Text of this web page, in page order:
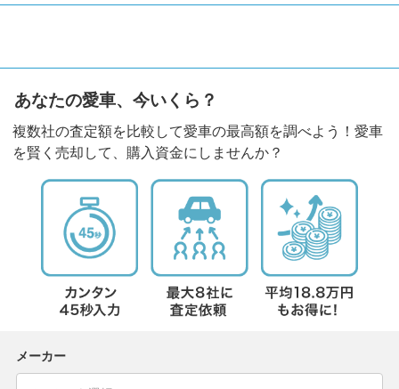
あなたの愛車、今いくら？
複数社の査定額を比較して愛車の最高額を調べよう！愛車
を賢く売却して、購入資金にしませんか？
メーカー